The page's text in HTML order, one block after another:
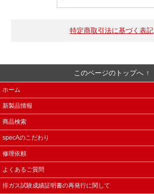
特定商取引法に基づく表記
このページのトップへ
ホーム
新製品情報
商品検索
specAのこだわり
修理依頼
よくあるご質問
排ガス試験成績証明書の再発行に関して